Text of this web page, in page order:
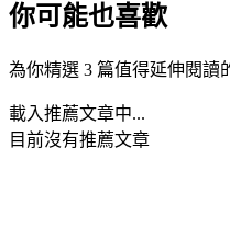
你可能也喜歡
為你精選 3 篇值得延伸閱讀
載入推薦文章中...
目前沒有推薦文章